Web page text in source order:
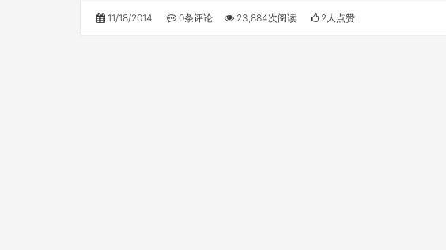
11/18/2014 0条评论 23,884次阅读 2人点赞